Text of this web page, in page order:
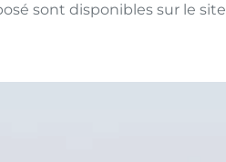
sont disponibles sur le site